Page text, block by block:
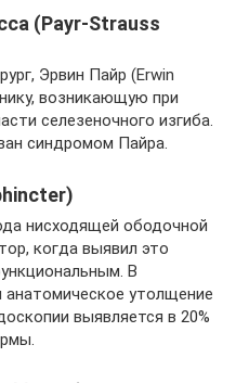
(Payr-Strauss
Эрвин Пайр (Erwin
возникающую при
селезеночного изгиба.
синдромом Пайра.
нисходящей ободочной
когда выявил это
В
утолщение
выявляется в 20%